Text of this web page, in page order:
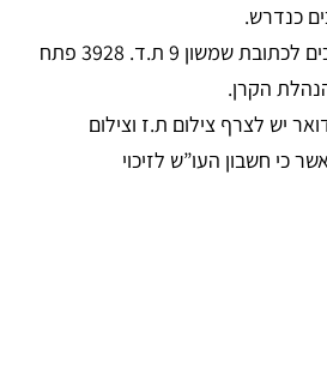
כנדרש.
להחזיר את כל המסמכים לכתובת שמשון 9 ת.ד. 3928 פתח
יש לצרף צילום ת.ז וצילום
כי חשבון העו”ש לזיכוי